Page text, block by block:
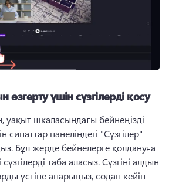
өзгерту үшін сүзгілерді қосу
уақыт шкаласындағы бейнеңізді
сипаттар панеліндегі "Сүзгілер"
Бұл жерде бейнелерге қолдануға
таба аласыз. Сүзгіні алдын
үстіне апарыңыз, содан кейін